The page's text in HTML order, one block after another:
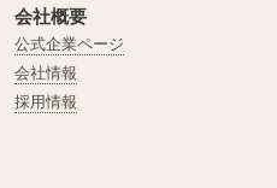
会社概要
公式企業ページ
会社情報
採用情報